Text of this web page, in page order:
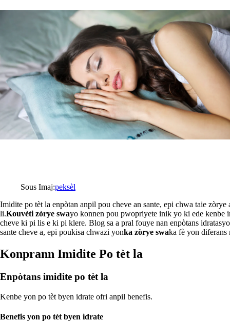
Sous Imaj:peksèl
Imidite po tèt la enpòtan anpil pou cheve an sante, epi chwa taie
li.Kouvèti zòrye swayo konnen pou pwopriyete inik yo ki ede kenbe
cheve ki pi lis e ki pi klere. Blog sa a pral fouye nan enpòtans
sante cheve a, epi poukisa chwazi yonka zòrye swaka fè yon diferans
Konprann Imidite Po tèt la
Enpòtans imidite po tèt la
Kenbe yon po tèt byen idrate ofri anpil benefis.
Benefis yon po tèt byen idrate